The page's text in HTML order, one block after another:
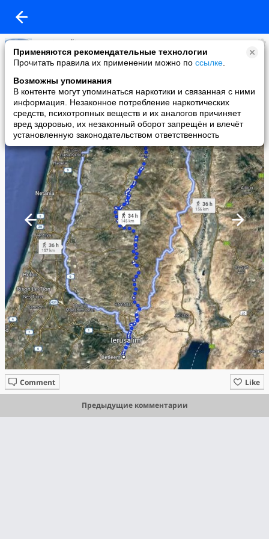
Применяются рекомендательные технологии
Прочитать правила их применении можно по ссылке
Возможны упоминания
В контенте могут упоминаться наркотики и связанная с ними
информация. Незаконное потребление наркотических
средств, психотропных веществ и их аналогов причиняет
вред здоровью, их незаконный оборот запрещён и влечёт
установленную законодательством ответственность
Eparhia Bălți
added a photo
26 Dec в 12:07
Like
Comment
Предыдущие комментарии